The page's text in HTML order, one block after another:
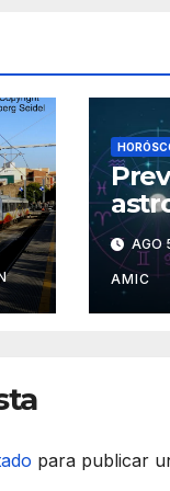
11AGO
AMIC
para publicar